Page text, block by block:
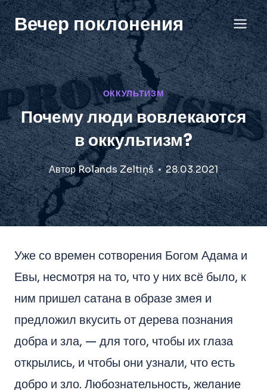
Перейти
к
содержанию
Вечер поклонения
ОККУЛЬТИЗМ
Почему люди вовлекаются
в оккультизм?
Автор Rolands Zeltiņš 28.03.2021
Уже со времен сотворения Богом Адама и
Евы, несмотря на то, что у них всё было, к
ним пришел сатана в образе змея и
предложил вкусить от дерева познания
добра и зла, — для того, чтобы их глаза
открылись, и чтобы они узнали, что есть
добро и зло. Любознательность, желание